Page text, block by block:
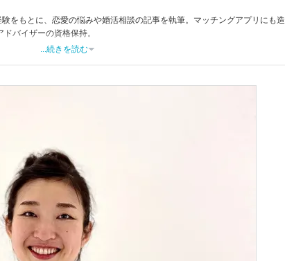
をもとに、恋愛の悩みや婚活相談の記事を執筆。マッチングアプリにも造
バイザーの資格保持。
...続きを読む